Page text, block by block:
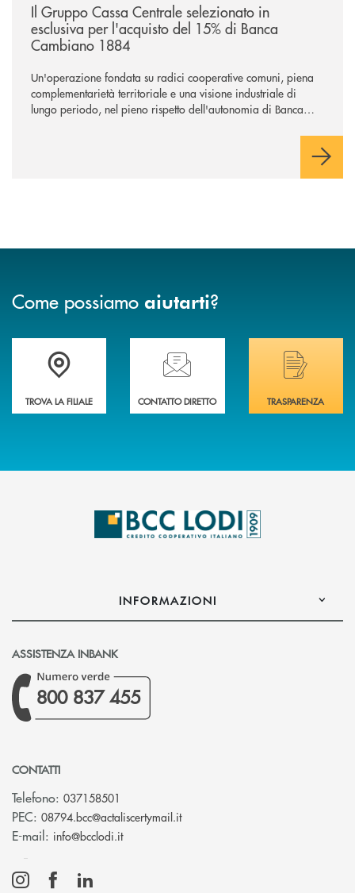
Il Gruppo Cassa Centrale selezionato in
esclusiva per l'acquisto del 15% di Banca
Cambiano 1884
Un'operazione fondata su radici cooperative comuni, piena
complementarietà territoriale e una visione industriale di
lungo periodo, nel pieno rispetto dell'autonomia di Banca
negoziazione esclusiva per la finalizzazione dell’operazione.
Come possiamo aiutarti?
Trova la filiale più vicina a Te
TROVA LA FILIALE
Hai bisogno di assistenza immediata?
CONTATTO DIRETTO
Hai bisogno di
TRASPARENZA
INFORMAZIONI
ASSISTENZA INBANK
800 837 455
CONTATTI
Telefono: 037158501
PEC: 08794.bcc@actaliscertymail.it(si apre l’app di posta
E-mail: info@bcclodi.it(si apre l’app di posta elettronica)